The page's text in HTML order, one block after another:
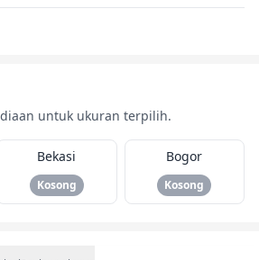
untuk ukuran terpilih.
Bekasi
Kosong
Bogor
Kosong